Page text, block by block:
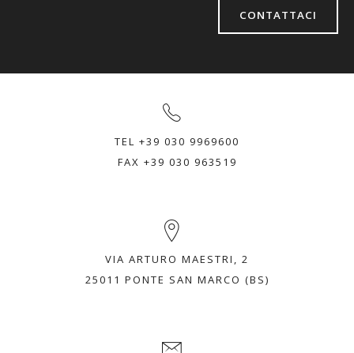
CONTATTACI
TEL +39 030 9969600
FAX +39 030 963519
VIA ARTURO MAESTRI, 2
25011 PONTE SAN MARCO (BS)